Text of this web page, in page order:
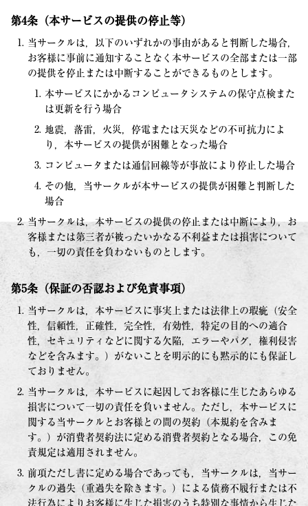
第4条（本サービスの提供の停止等）
当サークルは，以下のいずれかの事由があると判断した場合，
お客様に事前に通知することなく本サービスの全部または一部
の提供を停止または中断することができるものとします。
本サービスにかかるコンピュータシステムの保守点検また
は更新を行う場合
地震，落雷，火災，停電または天災などの不可抗力によ
り，本サービスの提供が困難となった場合
コンピュータまたは通信回線等が事故により停止した場合
その他，当サークルが本サービスの提供が困難と判断した
場合
当サークルは，本サービスの提供の停止または中断により，お
客様または第三者が被ったいかなる不利益または損害について
も，一切の責任を負わないものとします。
第5条（保証の否認および免責事項）
当サークルは，本サービスに事実上または法律上の瑕疵（安全
性，信頼性，正確性，完全性，有効性，特定の目的への適合
性，セキュリティなどに関する欠陥，エラーやバグ，権利侵害
などを含みます。）がないことを明示的にも黙示的にも保証し
ておりません。
当サークルは，本サービスに起因してお客様に生じたあらゆる
損害について一切の責任を負いません。ただし，本サービスに
関する当サークルとお客様との間の契約（本規約を含みま
す。）が消費者契約法に定める消費者契約となる場合，この免
責規定は適用されません。
前項ただし書に定める場合であっても，当サークルは，当サー
クルの過失（重過失を除きます。）による債務不履行または不
法行為によりお客様に生じた損害のうち特別な事情から生じた